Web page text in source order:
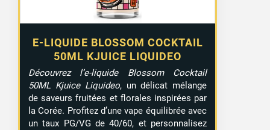
E-LIQUIDE BLOSSOM COCKTAIL
50ML KJUICE LIQUIDEO
Découvrez l’e-liquide Blossom Cocktail
50ML Kjuice Liquideo, un délicat mélange
de saveurs fruitées et florales inspirées par
la Corée. Profitez d’une vape équilibrée avec
un taux PG/VG de 40/60, et personnalisez